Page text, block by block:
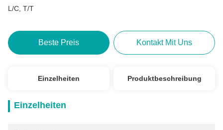
L/C, T/T
Beste Preis Kontakt Mit Uns
Einzelheiten Produktbeschreibung
Einzelheiten